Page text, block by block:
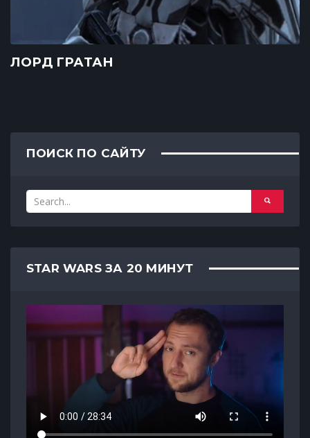
ЛОРД ГРАТАН
ПОИСК ПО САЙТУ
STAR WARS ЗА 20 МИНУТ